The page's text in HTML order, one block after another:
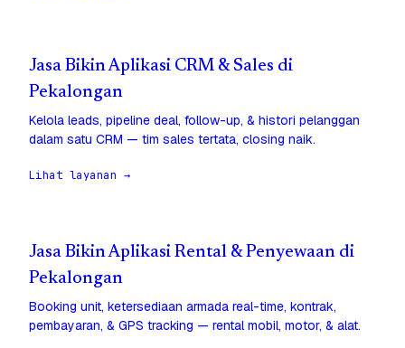
Jasa Bikin Aplikasi CRM & Sales di
Pekalongan
Kelola leads, pipeline deal, follow-up, & histori pelanggan
dalam satu CRM — tim sales tertata, closing naik.
Lihat layanan →
Jasa Bikin Aplikasi Rental & Penyewaan di
Pekalongan
Booking unit, ketersediaan armada real-time, kontrak,
pembayaran, & GPS tracking — rental mobil, motor, & alat.